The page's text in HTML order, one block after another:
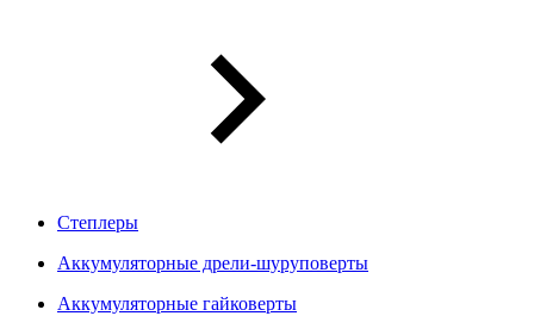
Степлеры
Аккумуляторные дрели-шуруповерты
Аккумуляторные гайковерты